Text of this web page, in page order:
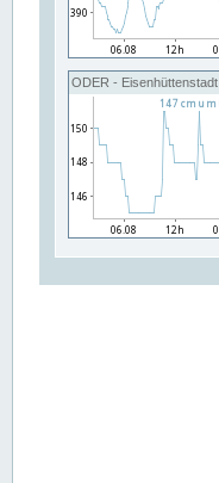
ODER - Eisenhüttenstadt